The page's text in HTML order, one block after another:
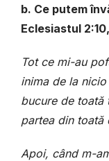
b. Ce putem
Eclesiastul 2:10,
Tot ce mi-au
inima de la
bucure de toată
partea din toată
Apoi, când m-